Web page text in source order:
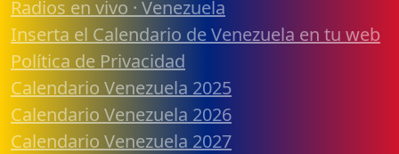
Radios en vivo · Venezuela
Inserta el Calendario de Venezuela en tu web
Política de Privacidad
Calendario Venezuela 2025
Calendario Venezuela 2026
Calendario Venezuela 2027